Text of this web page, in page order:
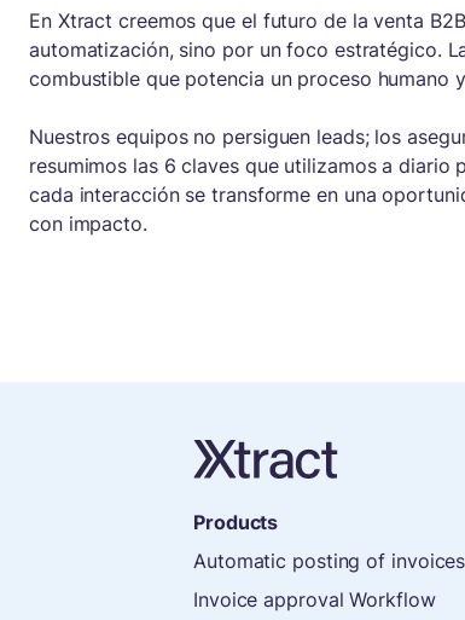
En Xtract creemos que el futuro de la venta
automatización, sino por un foco estratégico.
combustible que potencia un proceso humano
Nuestros equipos no persiguen leads; los
resumimos las 6 claves que utilizamos a diario
cada interacción se transforme en una
con impacto.
Products
Automatic posting of invoices
Invoice approval Workflow